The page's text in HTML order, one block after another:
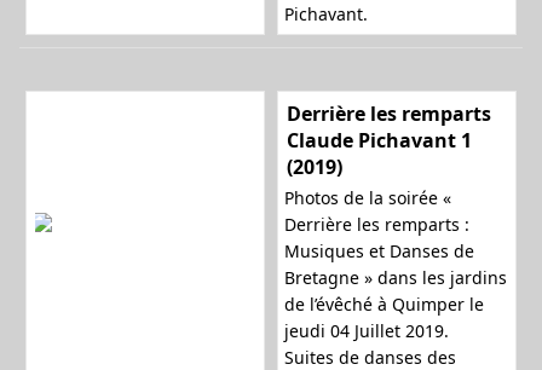
Pichavant.
Derrière les remparts
Claude Pichavant 1
(2019)
Photos de la soirée «
Derrière les remparts :
Musiques et Danses de
Bretagne » dans les jardins
de l’évêché à Quimper le
jeudi 04 Juillet 2019.
Suites de danses des